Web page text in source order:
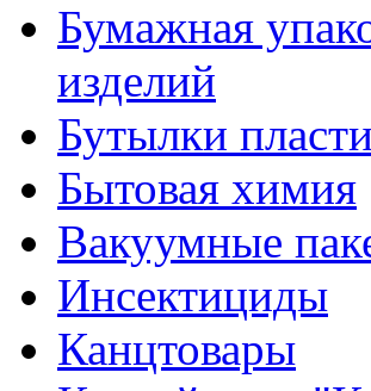
Бумажная
изделий
Бутылки
Бытовая химия
Вакуумные
Инсектициды
Канцтовары